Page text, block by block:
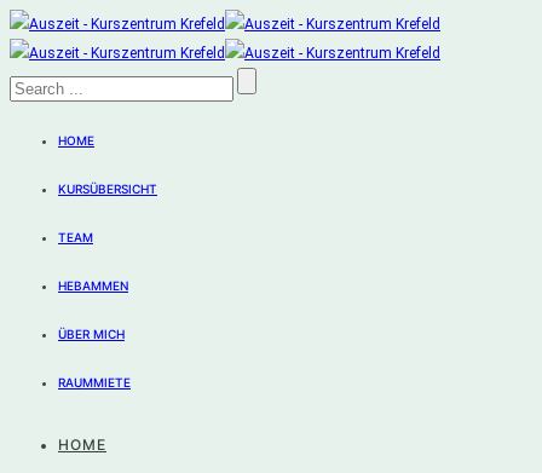
HOME
KURSÜBERSICHT
TEAM
HEBAMMEN
ÜBER MICH
RAUMMIETE
HOME